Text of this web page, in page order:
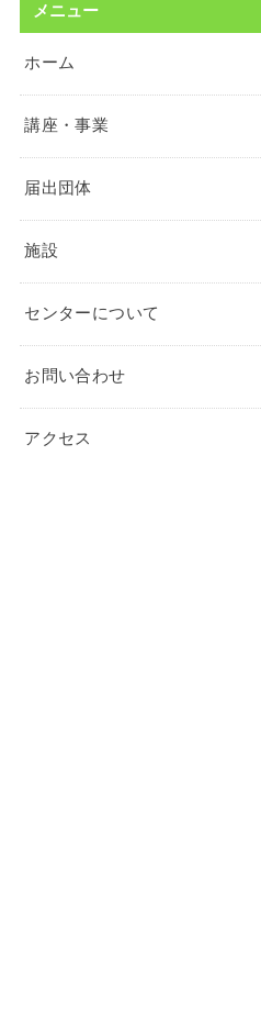
メニュー
ホーム
講座・事業
届出団体
施設
センターについて
お問い合わせ
アクセス